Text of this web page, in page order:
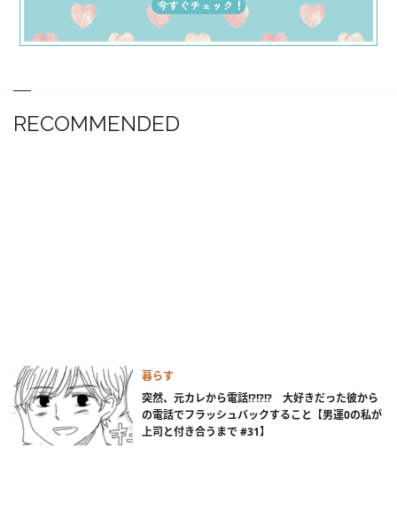
RECOMMENDED
暮らす
突然、元カレから電話!?!?!? 大好きだった彼から
の電話でフラッシュバックすること【男運0の私が
上司と付き合うまで #31】